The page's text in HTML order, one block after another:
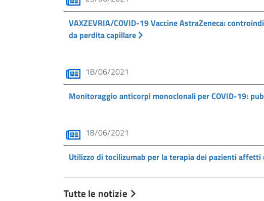
VAXZEVRIA/COVID-19 Vaccine AstraZeneca:
da perdita capillare
18/06/2021
Monitoraggio anticorpi monoclonali per COVID-19:
18/06/2021
Utilizzo di tocilizumab per la terapia dei pazienti affetti
Tutte le notizie